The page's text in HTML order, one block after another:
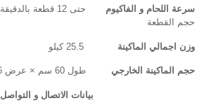
سرعة اللحام و الفاكيوم
حجم القطعة
وزن اجمالي الماكينة 25.5 كيلو
حجم الماكينة الخارجي طول 60 سم × عرض 56 سم × ارتفاع 60 سم
بيانات الاتصال و التواصل